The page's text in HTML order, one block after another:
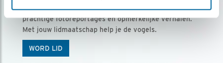
Vogels is het tijdschrift voor onze leden, met
prachtige fotoreportages en opmerkelijke verhalen.
Met jouw lidmaatschap help je de vogels.
WORD LID